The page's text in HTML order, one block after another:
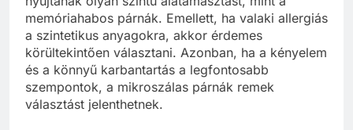
memóriahabos párnák. Emellett, ha valaki allergiás
a szintetikus anyagokra, akkor érdemes
körültekintően választani. Azonban, ha a kényelem
és a könnyű karbantartás a legfontosabb
szempontok, a mikroszálas párnák remek
választást jelenthetnek.